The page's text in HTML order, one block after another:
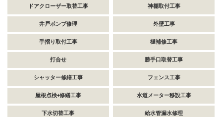
ドアクローザー取替工事 神棚取付工事
井戸ポンプ修理 外壁工事
手摺り取付工事 樋補修工事
打合せ 勝手口取替工事
シャッター修繕工事 フェンス工事
屋根点検+修繕工事 水道メーター移設工事
下水切替工事 給水管漏水修理